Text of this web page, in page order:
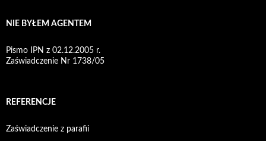
NIE BYŁEM AGENTEM
Pismo IPN z 02.12.2005 r.
Zaświadczenie Nr 1738/05
REFERENCJE
Zaświadczenie z parafii